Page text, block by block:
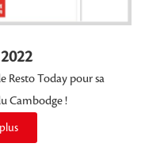
Resto Today pour sa
Cambodge !